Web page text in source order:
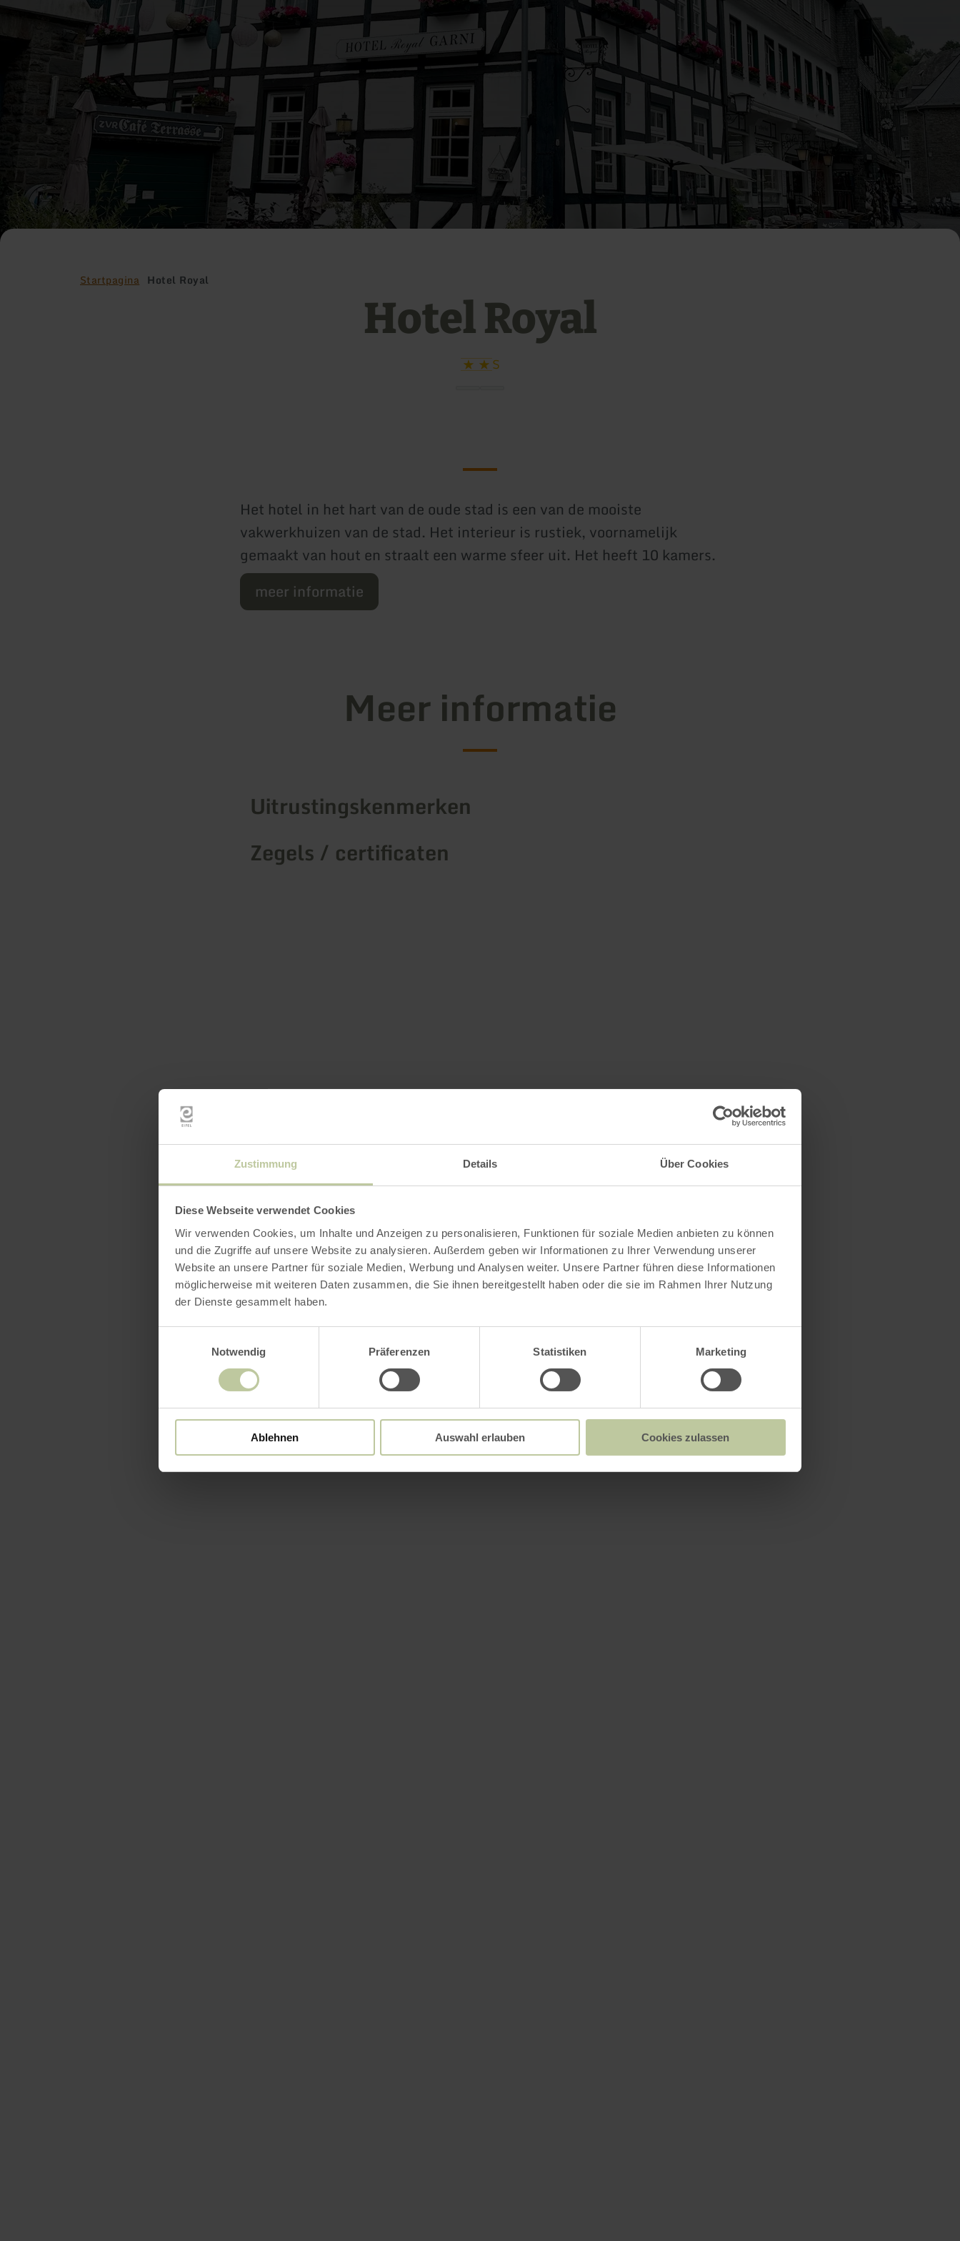
Zustimmung Details Über Cookies
Diese Webseite verwendet Cookies
Wir verwenden Cookies, um Inhalte und Anzeigen zu personalisieren, Funktionen für soziale Medien anbieten zu können
und die Zugriffe auf unsere Website zu analysieren. Außerdem geben wir Informationen zu Ihrer Verwendung unserer
Website an unsere Partner für soziale Medien, Werbung und Analysen weiter. Unsere Partner führen diese Informationen
möglicherweise mit weiteren Daten zusammen, die Sie ihnen bereitgestellt haben oder die sie im Rahmen Ihrer Nutzung
der Dienste gesammelt haben.
Notwendig
Präferenzen Statistiken Marketing
Ablehnen Auswahl erlauben Cookies zulassen
Startpagina Hotel Royal
Hotel Royal
S
Het hotel in het hart van de oude stad is een van de mooiste
vakwerkhuizen van de stad. Het interieur is rustiek, voornamelijk
gemaakt van hout en straalt een warme sfeer uit. Het heeft 10 kamers.
meer informatie
Meer informatie
Uitrustingskenmerken
Zegels / certificaten